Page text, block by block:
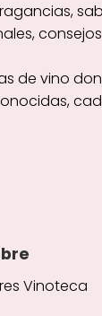
de vino
Vinoteca